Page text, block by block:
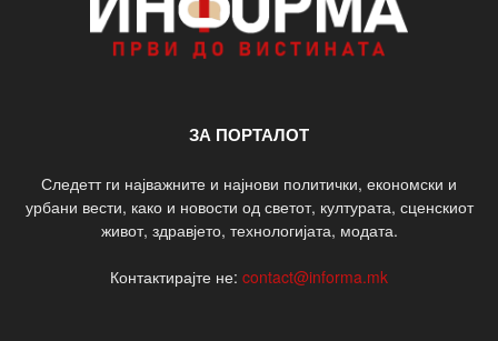
ЗА ПОРТАЛОТ
Следетт ги најважните и најнови политички, економски и
урбани вести, како и новости од светот, културата, сценскиот
живот, здравјето, технологијата, модата.
Контактирајте не: contact@informa.mk